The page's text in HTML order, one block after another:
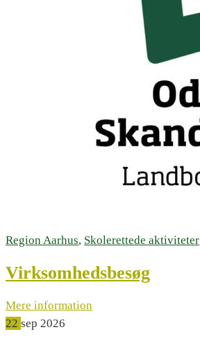
Region Aarhus, Skolerettede aktiviteter
Virksomhedsbesøg
Mere information
22 sep 2026